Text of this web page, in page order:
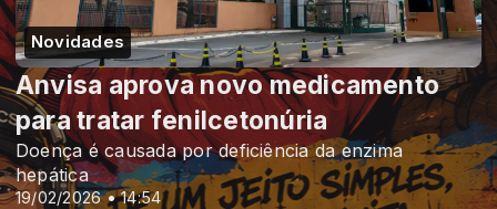
Novidades
19/02/2026 • 14:54
Anvisa aprova novo medicamento
para tratar fenilcetonúria
Doença é causada por deficiência da enzima
hepática